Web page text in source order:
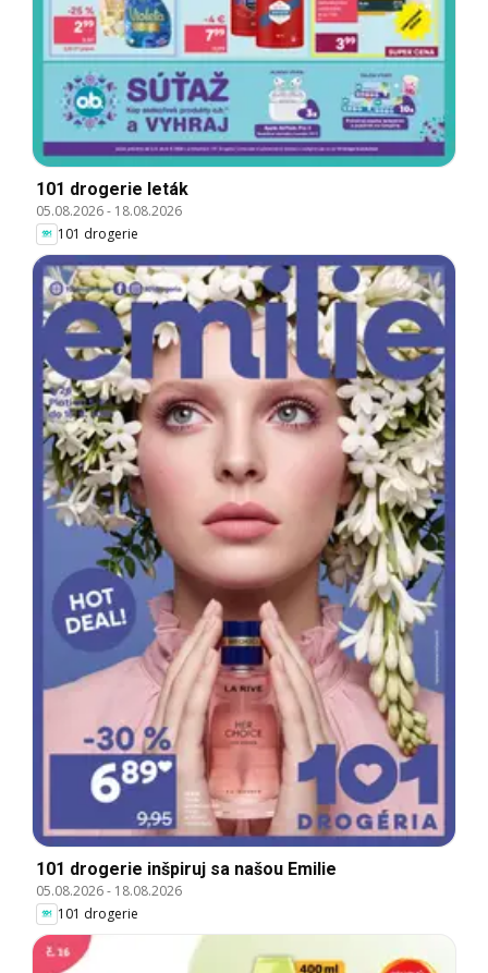
101 drogerie leták
05.08.2026- 18.08.2026
101 drogerie
101 drogerie inšpiruj sa našou Emilie
05.08.2026- 18.08.2026
101 drogerie